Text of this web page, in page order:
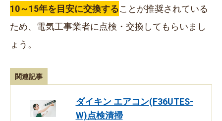
10～15年を目安に交換することが推奨されている
ため、電気工事業者に点検・交換してもらいまし
ょう。
関連記事
ダイキン エアコン(F36UTES-
W)点検清掃